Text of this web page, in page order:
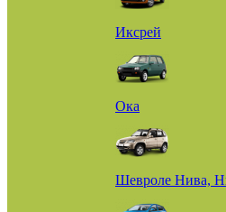
Иксрей
Ока
Шевроле Нива,